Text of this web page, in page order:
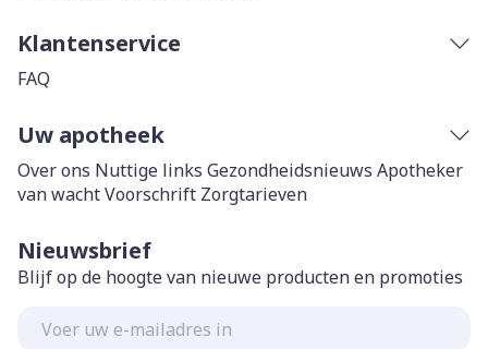
Klantenservice
FAQ
Uw apotheek
Over ons Nuttige links Gezondheidsnieuws Apotheker
van wachtVoorschrift Zorgtarieven
Nieuwsbrief
Blijf op de hoogte van nieuwe producten en promoties